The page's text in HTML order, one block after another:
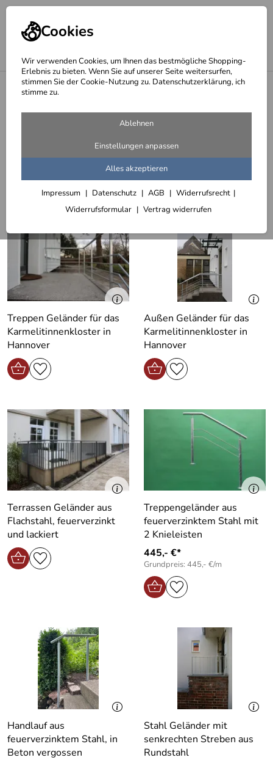
Cookies
Wir verwenden Cookies, um Ihnen das bestmögliche Shopping-
Erlebnis zu bieten. Wenn Sie auf unserer Seite weitersurfen,
stimmen Sie der Cookie-Nutzung zu. Datenschutzerklärung, ich
stimme zu.
Ablehnen
Einstellungen anpassen
Alles akzeptieren
Impressum Datenschutz AGB
Widerrufsrecht
Widerrufsformular
Vertrag widerrufen
Treppengeländer und Handläufe
Treppengeländer aus feuerverzinktem
Filter (2) Sortieren
Treppen Geländer für das
Karmelitinnenkloster in
Hannover
Außen Geländer für das
Karmelitinnenkloster in
Hannover
Terrassen Geländer aus
Flachstahl, feuerverzinkt
und lackiert
Treppengeländer aus
feuerverzinktem Stahl mit
2 Knieleisten
445,- €*
Grundpreis: 445,- €/m
Handlauf aus
feuerverzinktem Stahl, in
Beton vergossen
Stahl Geländer mit
senkrechten Streben aus
Rundstahl